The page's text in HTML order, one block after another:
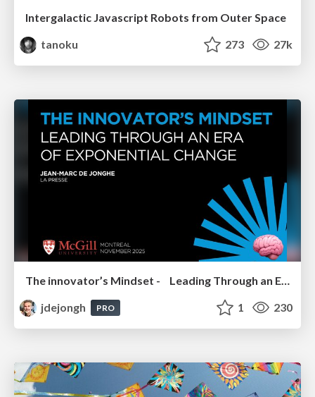
Intergalactic Javascript Robots from Outer Space
tanoku
273 27k
jdejongh
PRO 1 230